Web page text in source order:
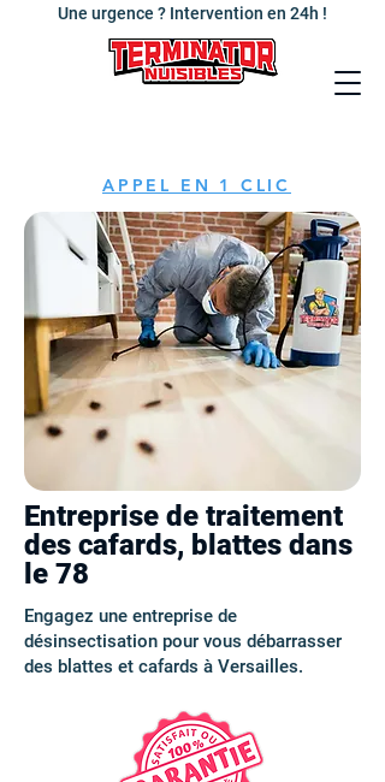
Une urgence ? Intervention en 24h !
APPEL EN 1 CLIC
Entreprise de traitement
des cafards, blattes dans
le 78
Engagez une entreprise de
désinsectisation pour vous débarrasser
des blattes et cafards à Versailles.